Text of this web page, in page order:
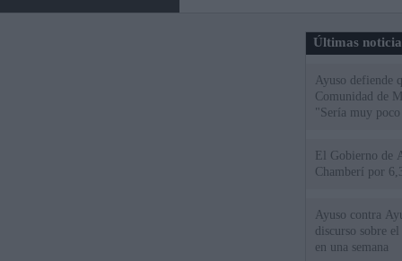
Últimas
Ayuso defiende
Comunidad de
"Sería muy
El Gobierno de
Chamberí por
Ayuso contra
discurso sobre
en una semana